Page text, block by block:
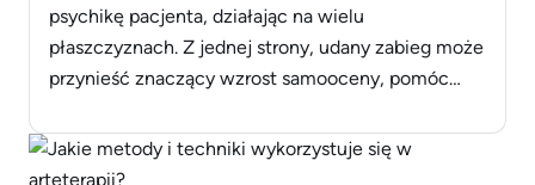
psychikę pacjenta, działając na wielu
płaszczyznach. Z jednej strony, udany zabieg może
przynieść znaczący wzrost samooceny, pomóc
poprawić jakość życia oraz śmiałość w kontaktach
społecznych. Z drugiej strony, psychologia operacji